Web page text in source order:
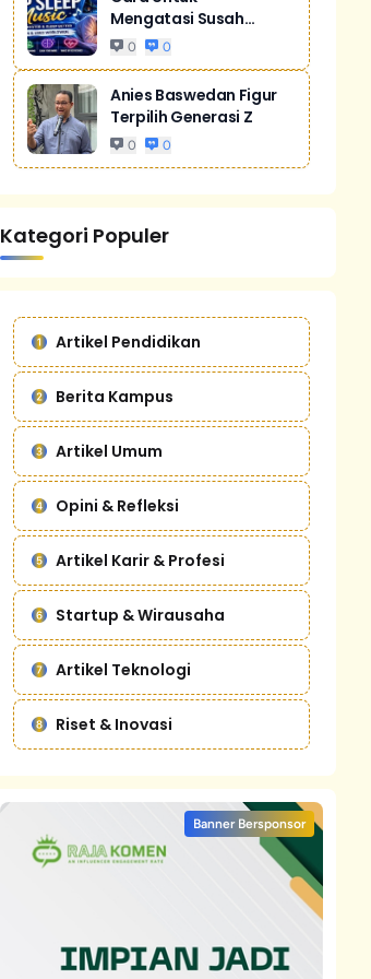
Mengatasi Susah
Tidur Akibat Stres
0 0
Anies Baswedan Figur
Terpilih Generasi Z
0 0
Kategori Populer
Artikel Pendidikan
Berita Kampus
Artikel Umum
Opini & Refleksi
Artikel Karir & Profesi
Startup & Wirausaha
Artikel Teknologi
Riset & Inovasi
Banner Bersponsor